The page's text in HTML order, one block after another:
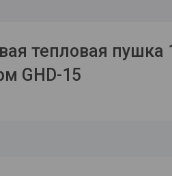
тепловая пушка
GHD-15